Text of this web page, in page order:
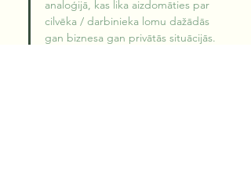
analoģijā, kas lika aizdomāties par
cilvēka / darbinieka lomu dažādās
gan biznesa gan privātās situācijās.